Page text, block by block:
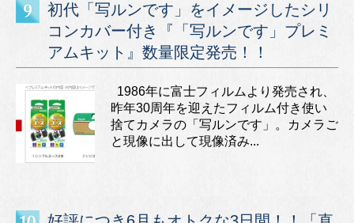
初代「写ルンです」をイメージしたシリ
コンカバー付き『「写ルンです」プレミ
アムキット』数量限定発売！！
1986年に富士フィルムより発売され、
昨年30周年を迎えたフィルム付き使い
捨てカメラの「写ルンです」。カメラご
と現像に出して現像済み...